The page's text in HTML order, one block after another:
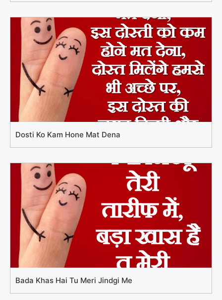
Dosti Ko Kam Hone Mat Dena
Bada Khas Hai Tu Meri Jindgi Me